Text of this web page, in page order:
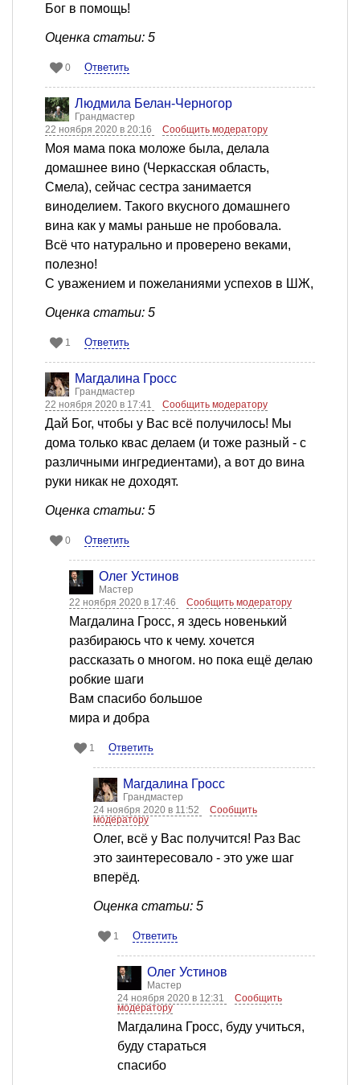
Бог в помощь!
Оценка статьи: 5
0 Ответить
Людмила Белан-Черногор
Грандмастер
22 ноября 2020 в 20:16
Сообщить модератору
Моя мама пока моложе была, делала
домашнее вино (Черкасская область,
Смела), сейчас сестра занимается
виноделием. Такого вкусного домашнего
вина как у мамы раньше не пробовала.
Всё что натурально и проверено веками,
полезно!
С уважением и пожеланиями успехов в ШЖ,
Оценка статьи: 5
1 Ответить
Магдалина Гросс
Грандмастер
22 ноября 2020 в 17:41
Сообщить модератору
Дай Бог, чтобы у Вас всё получилось! Мы
дома только квас делаем (и тоже разный - с
различными ингредиентами), а вот до вина
руки никак не доходят.
Оценка статьи: 5
0 Ответить
Олег Устинов
Мастер
22 ноября 2020 в 17:46
Сообщить модератору
Магдалина Гросс, я здесь новенький
разбираюсь что к чему. хочется
рассказать о многом. но пока ещё делаю
робкие шаги
Вам спасибо большое
мира и добра
1 Ответить
Магдалина Гросс
Грандмастер
24 ноября 2020 в 11:52
Сообщить
модератору
Олег, всё у Вас получится! Раз Вас
это заинтересовало - это уже шаг
вперёд.
Оценка статьи: 5
1 Ответить
Олег Устинов
Мастер
24 ноября 2020 в 12:31
Сообщить
модератору
Магдалина Гросс, буду учиться,
буду стараться
спасибо